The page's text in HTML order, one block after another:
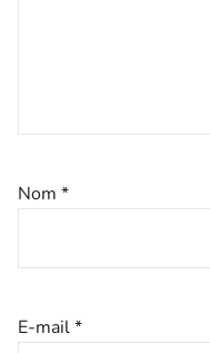
Nom *
E-mail*